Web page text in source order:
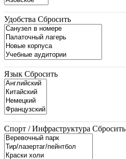
Удобства Сбросить
Язык Сбросить
Спорт / Инфраструктура Сбросить